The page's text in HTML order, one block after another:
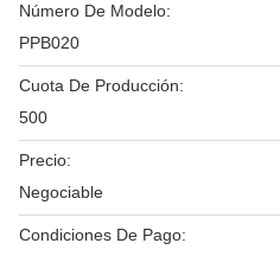
Número De Modelo:
PPB020
Cuota De Producción:
500
Precio:
Negociable
Condiciones De Pago: